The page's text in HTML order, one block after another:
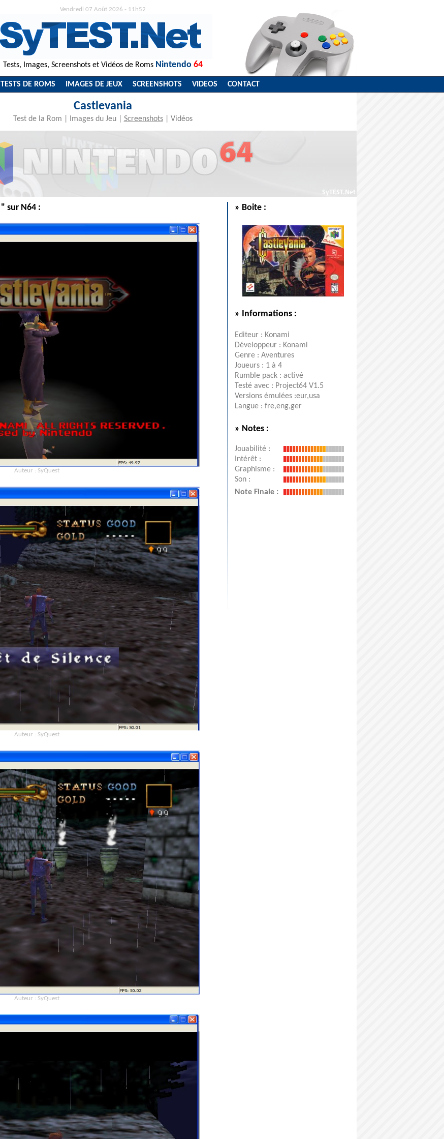
Vendredi 07 Août 2026 - 11h52
Tests, Images, Screenshots et Vidéos de Roms Nintendo 64
TESTS DE ROMS IMAGES DE JEUX SCREENSHOTS VIDEOS CONTACT
Castlevania
Test de la Rom Images du Jeu| Screenshots| Vidéos
" sur N64 :
Auteur : SyQuest
Auteur : SyQuest
Auteur : SyQuest
» Boite :
» Informations :
Editeur : Konami
Développeur : Konami
Genre : Aventures
Joueurs : 1 à 4
Rumble pack : activé
Testé avec : Project64 V1.5
Versions émulées :eur,usa
Langue : fre,eng,ger
» Notes :
Jouabilité :
Intérêt :
Graphisme :
Son :
Note Finale :